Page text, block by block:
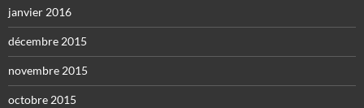
janvier 2016
décembre 2015
novembre 2015
octobre 2015